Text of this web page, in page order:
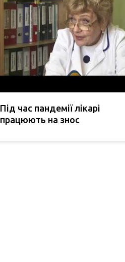
Під час пандемії лікарі
працюють на знос